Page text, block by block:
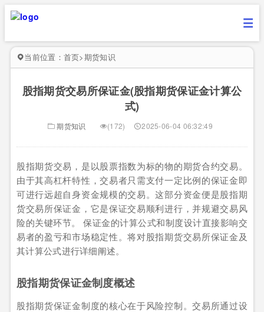
当前位置： 首页>期货知识
股指期货交易所保证金(股指期货保证金计算公
式)
期货知识 (172) 2025-06-04 06:32:49
股指期货交易，是以股票指数为标的物的期货合约交易。
由于其高杠杆特性，交易者只需支付一定比例的保证金即
可进行远超自身资金规模的交易。这部分资金便是股指期
货交易所保证金，它是保证交易顺利进行，并规避交易风
险的关键环节。 保证金的计算公式和制度设计直接影响交
易者的盈亏和市场稳定性。将对股指期货交易所保证金及
其计算公式进行详细阐述。
股指期货保证金制度概述
股指期货保证金制度的核心在于风险控制。交易所通过设